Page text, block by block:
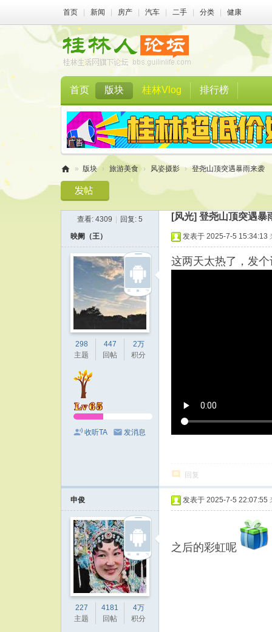
首页 新闻 房产 汽车 二手 分类 健康
首页 版块 桂林Vlog 排行榜
林
» 版块 › 旅游美食 › 风姿摄影 › 登尧山顶突遇暴雨来袭
查看: 4309 回复: 5 [风光] 登尧山顶突遇暴
映阑（王）
298
主题
447
回帖
2万
积分
收听TA 发消息
发表于 2025-7-5 15:34:13
这两天太热了，发
回复
申俊
227
主题
4181
回帖
4万
积分
发表于 2025-7-5 22:07:55
之后的彩虹呢